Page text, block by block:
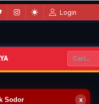
Login
x
Sodor